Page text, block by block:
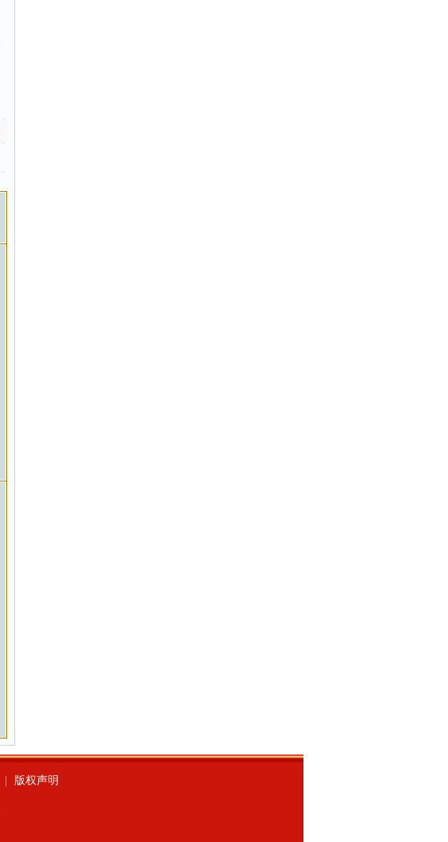
版权声明